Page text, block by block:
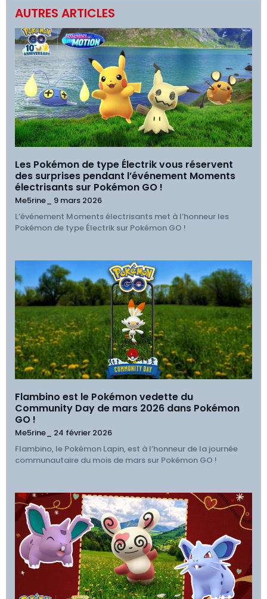
AUTRES ARTICLES
Les Pokémon de type Électrik vous réservent
des surprises pendant l’événement Moments
électrisants sur Pokémon GO !
Me5rine_ 9 mars 2026
L’événement Moments électrisants met à l’honneur les
Pokémon de type Électrik sur Pokémon GO !
Flambino est le Pokémon vedette du
Community Day de mars 2026 dans Pokémon
GO !
Me5rine_ 24 février 2026
Flambino, le Pokémon Lapin, est à l’honneur de la journée
communautaire du mois de mars sur Pokémon GO !